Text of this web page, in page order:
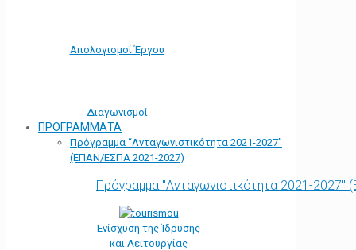
Απολογισμοί Έργου
Διαγωνισμοί
ΠΡΟΓΡΑΜΜΑΤΑ
Πρόγραμμα “Ανταγωνιστικότητα 2021-2027”
(ΕΠΑΝ/ΕΣΠΑ 2021-2027)
Πρόγραμμα "Ανταγωνιστικότητα 2021-
Ενίσχυση της Ίδρυσης
και Λειτουργίας